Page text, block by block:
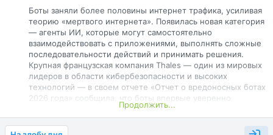
Боты заняли более половины интернет трафика, усиливая
теорию «мертвого интернета». Появилась новая категория
— агенты ИИ, которые могут самостоятельно
взаимодействовать с приложениями, выполнять сложные
последовательности действий и принимать решения.
Крупная французская компания Thales — один из мировых
лидеров в области кибербезопасности и высоких
технологий — в своем отчете «Отчет о вредоносных ботах
2026 года» сообщила, что боты впервые уверенно
захватили интернет. В 2025 году на автоматизированный
трафик приходилось уже 53% всего веб-трафика, тогда
как на реальных людей — только 47%. При этом около
Продолжить...